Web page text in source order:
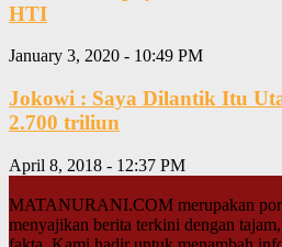
HTI
January 3, 2020 - 10:49 PM
Jokowi : Saya Dilantik Itu
2.700 triliun
April 8, 2018 - 12:37 PM
MATANURANI.COM merupakan
menyajikan berita terkini dengan